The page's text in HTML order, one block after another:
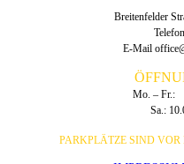
Breitenfelder
E-Mail
Mo. – Fr.:
Sa.:
PARKPLÄTZE SIND